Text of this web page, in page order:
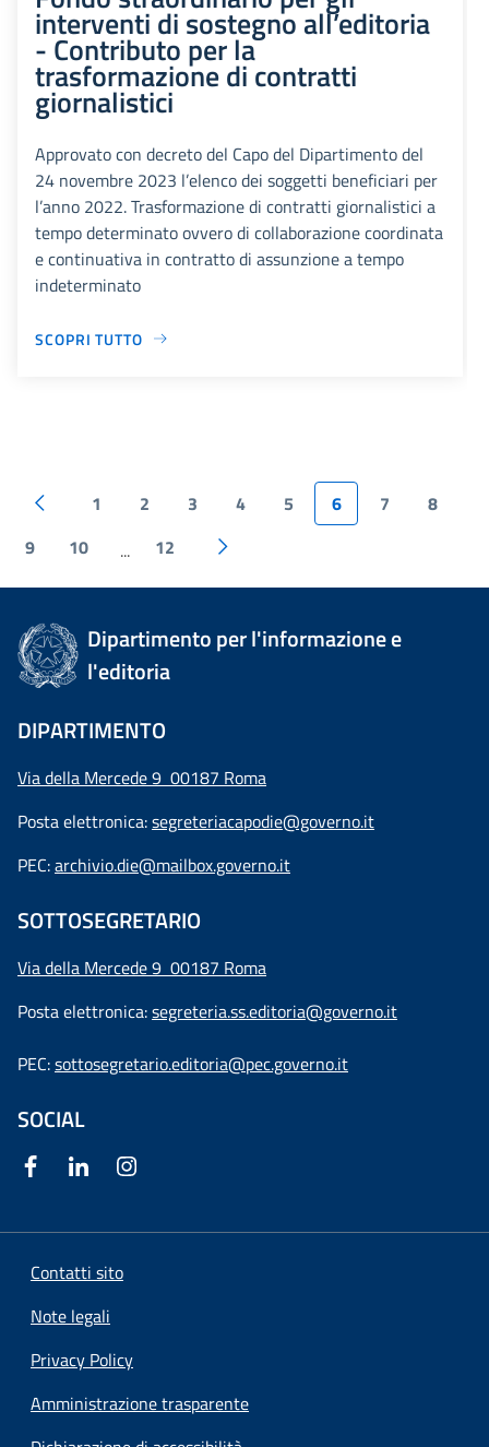
interventi di sostegno all’editoria
- Contributo per la
trasformazione di contratti
giornalistici
Approvato con decreto del Capo del Dipartimento del
24 novembre 2023 l’elenco dei soggetti beneficiari per
l’anno 2022. Trasformazione di contratti giornalistici a
tempo determinato ovvero di collaborazione coordinata
e continuativa in contratto di assunzione a tempo
indeterminato
SCOPRI TUTTO
1 2 3 4 5 6 7
8
9
10 ... 12
Dipartimento per l'informazione e
l'editoria
DIPARTIMENTO
Via della Mercede 9 00187 Roma
Posta elettronica:segreteriacapodie@governo.it
PEC:archivio.die@mailbox.governo.it
SOTTOSEGRETARIO
Via della Mercede 9 00187 Roma
Posta elettronica:segreteria.ss.editoria@governo.it
PEC:sottosegretario.editoria@pec.governo.it
SOCIAL
Contatti sito
Note legali
Privacy Policy
Amministrazione trasparente